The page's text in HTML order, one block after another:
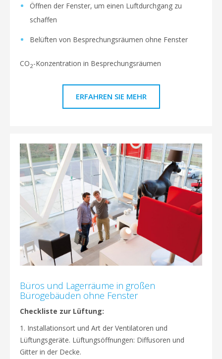
Öffnen der Fenster, um einen Luftdurchgang zu
schaffen
Belüften von Besprechungsräumen ohne Fenster
CO2-Konzentration in Besprechungsräumen
ERFAHREN SIE MEHR
Büros und Lagerräume in großen
Bürogebäuden ohne Fenster
Checkliste zur Lüftung:
1. Installationsort und Art der Ventilatoren und
Lüftungsgeräte. Lüftungsöffnungen: Diffusoren und
Gitter in der Decke.